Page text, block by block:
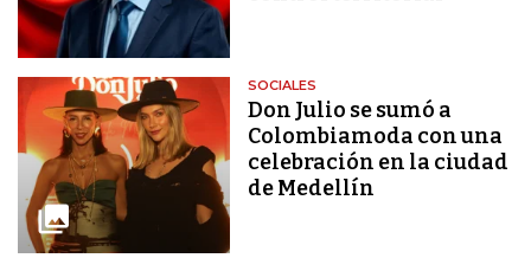
SOCIALES
Don Julio se sumó a
Colombiamoda con una
celebración en la ciudad
de Medellín